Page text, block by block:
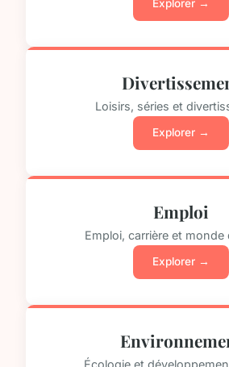
Explorer →
Loisirs, séries et
Explorer →
Emploi
Emploi, carrière et monde
Explorer →
Écologie et